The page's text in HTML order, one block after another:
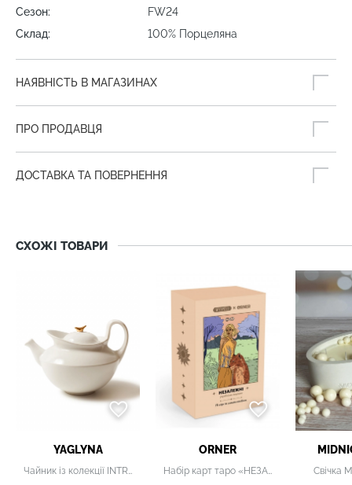
Сезон:
FW24
Склад:
100% Порцеляна
НАЯВНІСТЬ В МАГАЗИНАХ
ПРО ПРОДАВЦЯ
ДОСТАВКА ТА ПОВЕРНЕННЯ
СХОЖІ ТОВАРИ
YAGLYNA
Чайник із колекції INTRO, 800 мл
ORNER
Набір карт таро «НЕЗАЛЕЖНІ» Свічка